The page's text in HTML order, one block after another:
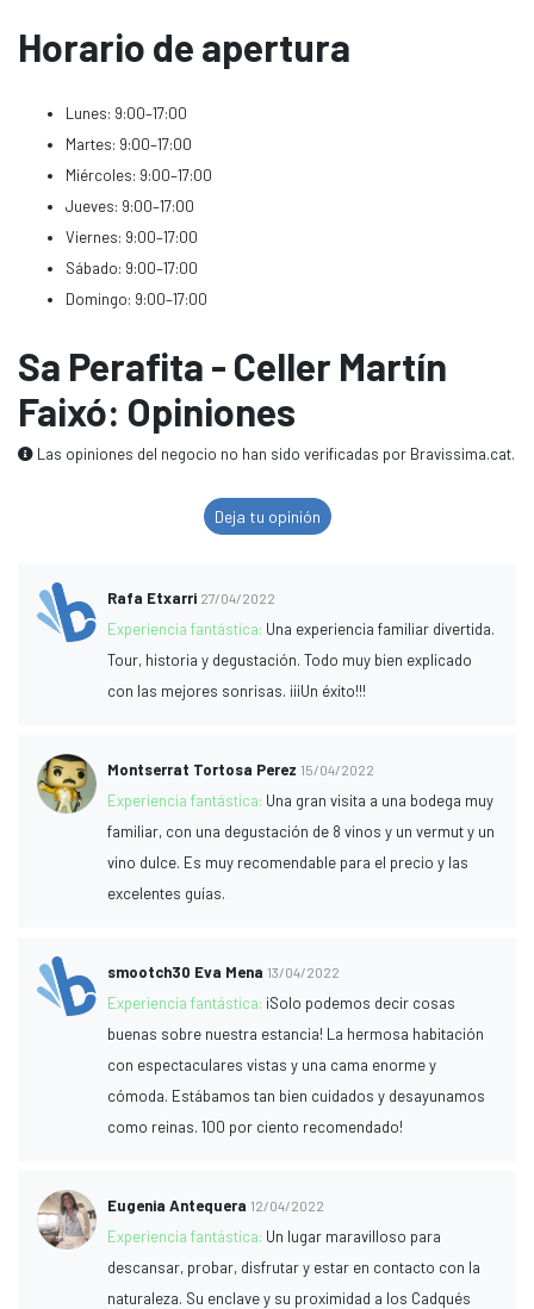
Horario de apertura
Lunes: 9:00–17:00
Martes: 9:00–17:00
Miércoles: 9:00–17:00
Jueves: 9:00–17:00
Viernes: 9:00–17:00
Sábado: 9:00–17:00
Domingo: 9:00–17:00
Sa Perafita - Celler Martín
Faixó: Opiniones
Las opiniones del negocio no han sido verificadas por Bravissima.cat.
Deja tu opinión
Rafa Etxarri 27/04/2022
Experiencia fantástica: Una experiencia familiar divertida.
Tour, historia y degustación. Todo muy bien explicado
con las mejores sonrisas. ¡¡¡Un éxito!!!
Montserrat Tortosa Perez 15/04/2022
Experiencia fantástica: Una gran visita a una bodega muy
familiar, con una degustación de 8 vinos y un vermut y un
vino dulce. Es muy recomendable para el precio y las
excelentes guías.
smootch30 Eva Mena 13/04/2022
Experiencia fantástica: ¡Solo podemos decir cosas
buenas sobre nuestra estancia! La hermosa habitación
con espectaculares vistas y una cama enorme y
cómoda. Estábamos tan bien cuidados y desayunamos
como reinas. 100 por ciento recomendado!
Eugenia Antequera 12/04/2022
Experiencia fantástica: Un lugar maravilloso para
descansar, probar, disfrutar y estar en contacto con la
naturaleza. Su enclave y su proximidad a los Cadqués